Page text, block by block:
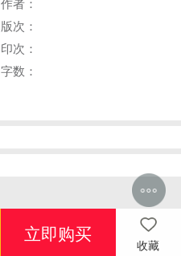
版次：
印次：
字数：
立即购买
收藏